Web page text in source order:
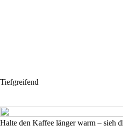
Tiefgreifend
Halte den Kaffee länger warm – sieh